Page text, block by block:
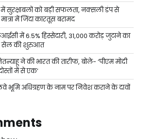
सुरक्षाबलों को बड़ी सफलता, नक्सली डंप से
में जिंदा कारतूस बरामद
में 6.5% हिस्सेदारी, 31,000 करोड़ जुटाने का
सेल की शुरुआत
ने की भारत की तारीफ, बोले- ‘पीएम मोदी
में से एक’
भूमि अधिग्रहण के नाम पर निवेश कराने के दावों